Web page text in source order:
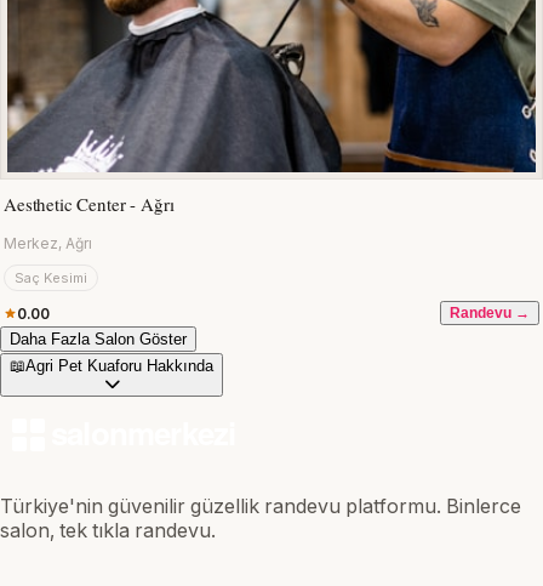
Aesthetic Center - Ağrı
Merkez, Ağrı
Saç Kesimi
0.00 Randevu →
Daha Fazla Salon Göster
📖Agri Pet Kuaforu Hakkında
Türkiye'nin güvenilir güzellik randevu platformu. Binlerce
salon, tek tıkla randevu.